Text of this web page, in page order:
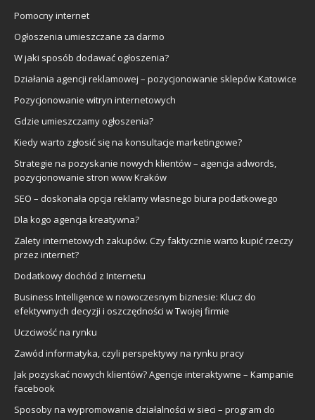
Pomocny internet
Ogłoszenia umieszczane za darmo
W jaki sposób dodawać ogłoszenia?
Działania agencji reklamowej – pozycjonowanie sklepów Katowice
Pozycjonowanie witryn internetowych
Gdzie umieszczamy ogłoszenia?
Kiedy warto zgłosić się na konsultacje marketingowe?
Strategie na pozyskanie nowych klientów – agencja adwords,
pozycjonowanie stron www Kraków
SEO – doskonała opcja reklamy własnego biura podatkowego
Dla kogo agencja kreatywna?
Zalety internetowych zakupów. Czy faktycznie warto kupić rzeczy
przez internet?
Dodatkowy dochód z Internetu
Business Intelligence w nowoczesnym biznesie: Klucz do
efektywnych decyzji i oszczędności w Twojej firmie
Uczciwość na rynku
Zawód informatyka, czyli perspektywy na rynku pracy
Jak pozyskać nowych klientów? Agencje interaktywne – Kampanie
facebook
Sposoby na wypromowanie działalności w sieci – program do